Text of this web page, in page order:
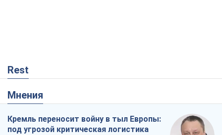
Rest
Мнения
Кремль переносит войну в тыл Европы:
под угрозой критическая логистика